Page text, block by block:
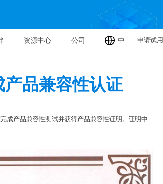
资源中心 公司 中 申请试用
品兼容性认证
成产品兼容性测试并获得产品兼容性证明。证明中